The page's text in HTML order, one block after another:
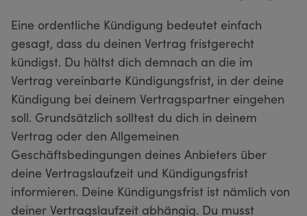
Eine ordentliche Kündigung bedeutet einfach
gesagt, dass du deinen Vertrag fristgerecht
kündigst. Du hältst dich demnach an die im
Vertrag vereinbarte Kündigungsfrist, in der deine
Kündigung bei deinem Vertragspartner eingehen
soll. Grundsätzlich solltest du dich in deinem
Vertrag oder den Allgemeinen
Geschäftsbedingungen deines Anbieters über
deine Vertragslaufzeit und Kündigungsfrist
informieren. Deine Kündigungsfrist ist nämlich von
deiner Vertragslaufzeit abhängig. Du musst